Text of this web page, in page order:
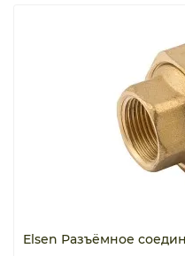
Elsen Разъёмное